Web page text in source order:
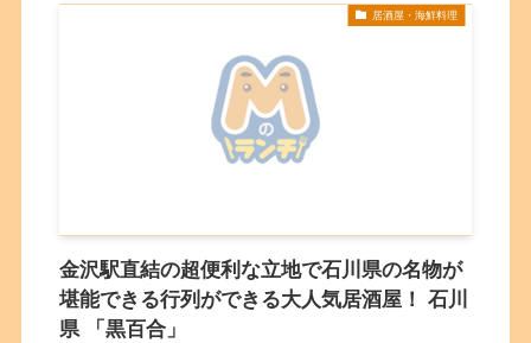
居酒屋・海鮮料理
金沢駅直結の超便利な立地で石川県の名物が
堪能できる行列ができる大人気居酒屋！ 石川
県 「黒百合」